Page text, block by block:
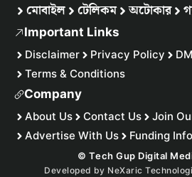
মোবাইল টেলিকম অটোকার
Important Links
Disclaimer Privacy Policy
Terms & Conditions
Company
About Us Contact Us
Join
Advertise With Us
Funding
© Tech Gup Digital
Developed by NeXaric